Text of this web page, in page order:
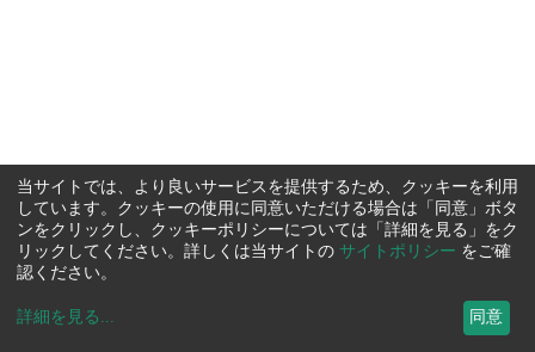
当サイトでは、より良いサービスを提供するため、クッキーを利用
しています。クッキーの使用に同意いただける場合は「同意」ボタ
ンをクリックし、クッキーポリシーについては「詳細を見る」をク
リックしてください。詳しくは当サイトの サイトポリシー をご確
認ください。
詳細を見る ... 同意